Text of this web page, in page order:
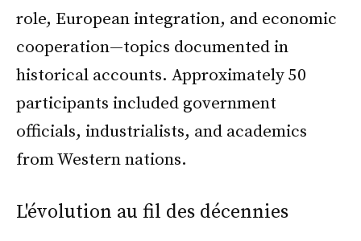
role, European integration, and economic
cooperation—topics documented in
historical accounts. Approximately 50
participants included government
officials, industrialists, and academics
from Western nations.
L'évolution au fil des décennies